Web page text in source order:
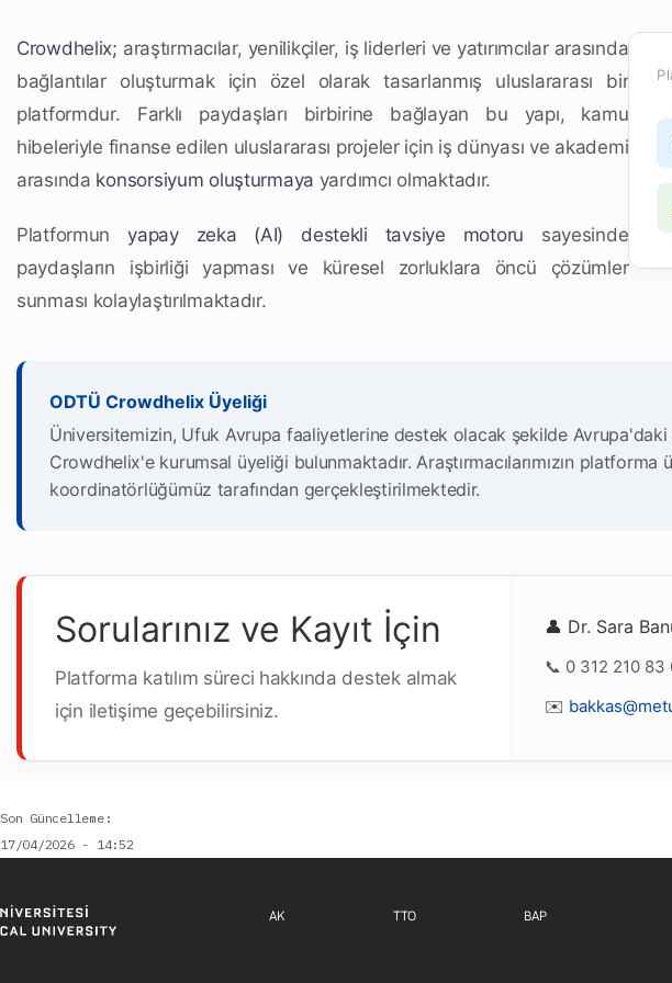
Crowdhelix; araştırmacılar, yenilikçiler, iş liderleri ve yatırımcılar arasında
bağlantılar oluşturmak için özel olarak tasarlanmış uluslararası bir
platformdur. Farklı paydaşları birbirine bağlayan bu yapı, kamu
hibeleriyle finanse edilen uluslararası projeler için iş dünyası ve akademi
arasında konsorsiyum oluşturmaya yardımcı olmaktadır.
Platformunyapay zeka (AI) destekli tavsiye motoru sayesinde
paydaşların işbirliği yapması ve küresel zorluklara öncü çözümler
sunması kolaylaştırılmaktadır.
ODTÜ Crowdhelix Üyeliği
Üniversitemizin, Ufuk Avrupa faaliyetlerine destek olacak şekilde
Crowdhelix'e kurumsal üyeliği bulunmaktadır. Araştırmacılarımızın platforma
koordinatörlüğümüz tarafından gerçekleştirilmektedir.
Sorularınız ve Kayıt İçin
Platforma katılım süreci hakkında destek almak
için iletişime geçebilirsiniz.
👤 Dr. Sara
📞 0 312 210 83
✉️
Son Güncelleme
17/04/2026 - 14:52
Footer menu 1 TR
AK Footer menu 2 TR
TTO Footer
BAP